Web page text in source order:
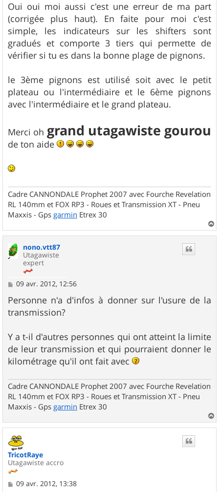
Oui oui moi aussi c'est une erreur de ma part
(corrigée plus haut). En faite pour moi c'est
simple, les indicateurs sur les shifters sont
gradués et comporte 3 tiers qui permette de
vérifier si tu es dans la bonne plage de pignons.
le 3ème pignons est utilisé soit avec le petit
plateau ou l'intermédiaire et le 6ème pignons
avec l'intermédiaire et le grand plateau.
Merci oh grand utagawiste gourou
de ton aide
Cadre CANNONDALE Prophet 2007 avec Fourche Revelation
RL 140mm et FOX RP3 - Roues et Transmission XT - Pneu
Maxxis - Gps garmin Etrex 30
a
nono.vtt87
Utagawiste
expert
M
s
s
a
09 avr. 2012, 12:56
Personne n'a d'infos à donner sur l'usure de la
transmission?
Y a t-il d'autres personnes qui ont atteint la limite
de leur transmission et qui pourraient donner le
kilométrage qu'il ont fait avec
Cadre CANNONDALE Prophet 2007 avec Fourche Revelation
RL 140mm et FOX RP3 - Roues et Transmission XT - Pneu
Maxxis - Gps garmin Etrex 30
a
TricotRaye
Utagawiste accro
M
09 avr. 2012, 13:38